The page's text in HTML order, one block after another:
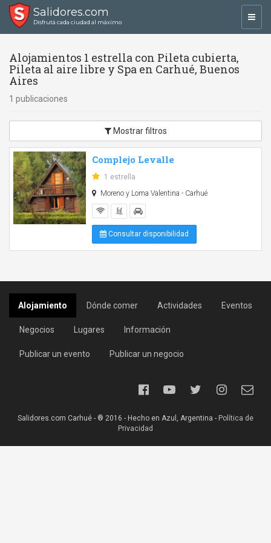
Salidores.com
Disfrutá cada ciudad al máximo
Alojamientos 1 estrella con Pileta cubierta,
Pileta al aire libre y Spa en Carhué, Buenos
Aires
1 publicaciones
Mostrar filtros
Complejo Levalle
1 estrella
Moreno y Loma Valentina - Carhué
Consultar disponibilidad
Alojamiento Dónde comer Actividades Eventos
Negocios Lugares Información
Publicar un evento Publicar un negocio
Salidores.com Carhué - ® 2016 - Hecho en Azul, Argentina - Política de
Privacidad